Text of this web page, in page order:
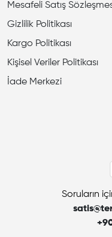
Mesafeli Satış
Gizlilik Politikası
Kargo Politikası
Kişisel Veriler Politikası
İade Merkezi
Soruların